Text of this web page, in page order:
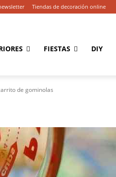
Tiendas de decoración online
FIESTAS DIY
de gominolas